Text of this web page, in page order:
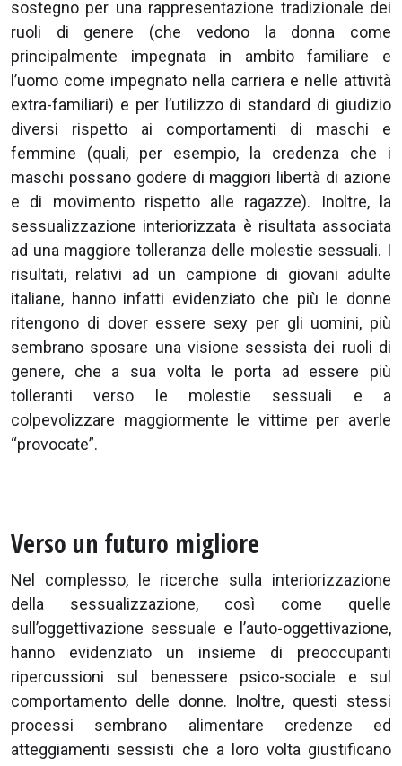
sostegno per una rappresentazione tradizionale dei
ruoli di genere (che vedono la donna come
principalmente impegnata in ambito familiare e
l’uomo come impegnato nella carriera e nelle attività
extra-familiari) e per l’utilizzo di standard di giudizio
diversi rispetto ai comportamenti di maschi e
femmine (quali, per esempio, la credenza che i
maschi possano godere di maggiori libertà di azione
e di movimento rispetto alle ragazze). Inoltre, la
sessualizzazione interiorizzata è risultata associata
ad una maggiore tolleranza delle molestie sessuali. I
risultati, relativi ad un campione di giovani adulte
italiane, hanno infatti evidenziato che più le donne
ritengono di dover essere sexy per gli uomini, più
sembrano sposare una visione sessista dei ruoli di
genere, che a sua volta le porta ad essere più
tolleranti verso le molestie sessuali e a
colpevolizzare maggiormente le vittime per averle
“provocate”.
Verso un futuro migliore
Nel complesso, le ricerche sulla interiorizzazione
della sessualizzazione, così come quelle
sull’oggettivazione sessuale e l’auto-oggettivazione,
hanno evidenziato un insieme di preoccupanti
ripercussioni sul benessere psico-sociale e sul
comportamento delle donne. Inoltre, questi stessi
processi sembrano alimentare credenze ed
atteggiamenti sessisti che a loro volta giustificano